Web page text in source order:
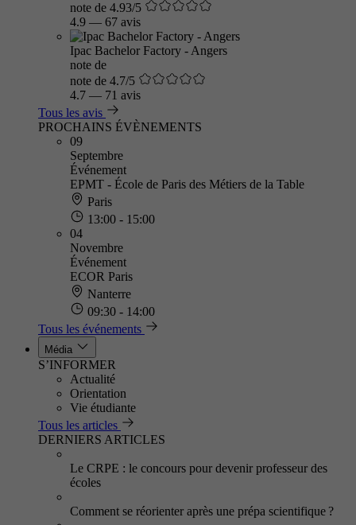
note de 4.93/5
4.9 — 67 avis
Ipac Bachelor Factory - Angers
note de
note de 4.7/5
4.7 — 71 avis
Tous les avis
PROCHAINS ÉVÈNEMENTS
09
Septembre
Événement
EPMT - École de Paris des Métiers de la Table
Paris
13:00 - 15:00
04
Novembre
Événement
ECOR Paris
Nanterre
09:30 - 14:00
Tous les événements
Média
S’INFORMER
Actualité
Orientation
Vie étudiante
Tous les articles
DERNIERS ARTICLES
Le CRPE : le concours pour devenir professeur des
écoles
Comment se réorienter après une prépa scientifique ?